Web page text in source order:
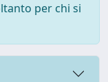
per chi si